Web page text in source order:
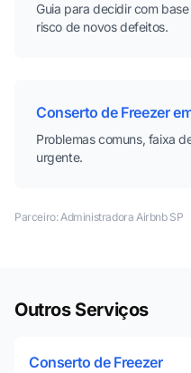
Guia para decidir com
risco de novos defeitos.
Conserto de Freezer
Problemas comuns, faixa
urgente.
Parceiro:Administradora Airbnb SP
Outros Serviços
Conserto de Freezer